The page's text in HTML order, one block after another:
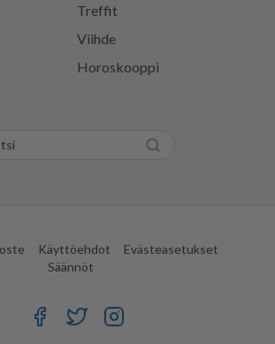
Treffit
Viihde
Horoskooppi
Käyttöehdot
Evästeasetukset
Säännöt